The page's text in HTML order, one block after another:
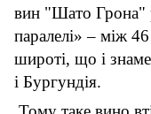
вин "Шато Грона"
паралелі» – між
широті, що і
і Бургундія.